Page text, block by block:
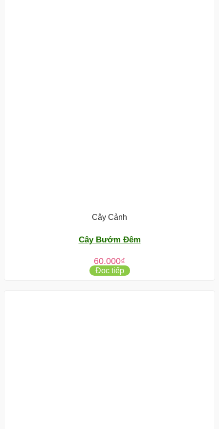
Cây Cảnh
Cây Bướm Đêm
60.000₫
Đọc tiếp